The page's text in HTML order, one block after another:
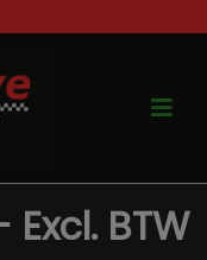
Excl. BTW